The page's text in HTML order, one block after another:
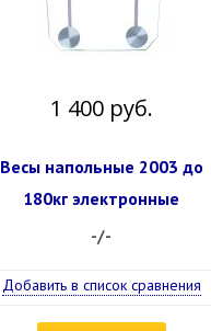
1 400 руб.
Весы напольные 2003 до
180кг электронные
-/-
Добавить в список сравнения